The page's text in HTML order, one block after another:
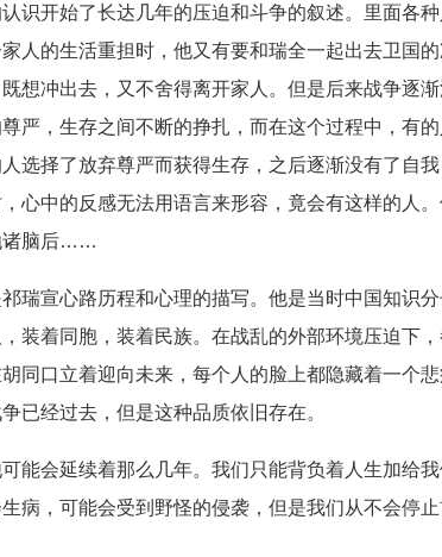
识开始了长达几年的压迫和斗争的叙述。里面各
人的生活重担时，他又有要和瑞全一起出去卫国
想冲出去，又不舍得离开家人。但是后来战争逐
严，生存之间不断的挣扎，而在这个过程中，有
选择了放弃尊严而获得生存，之后逐渐没有了自
心中的反感无法用语言来形容，竟会有这样的人
诸脑后……
瑞宣心路历程和心理的描写。他是当时中国知识
装着同胞，装着民族。在战乱的外部环境压迫下
同口立着迎向未来，每个人的脸上都隐藏着一个
已经过去，但是这种品质依旧存在。
能会延续着那么几年。我们只能背负着人生加给
病，可能会受到野怪的侵袭，但是我们从不会停